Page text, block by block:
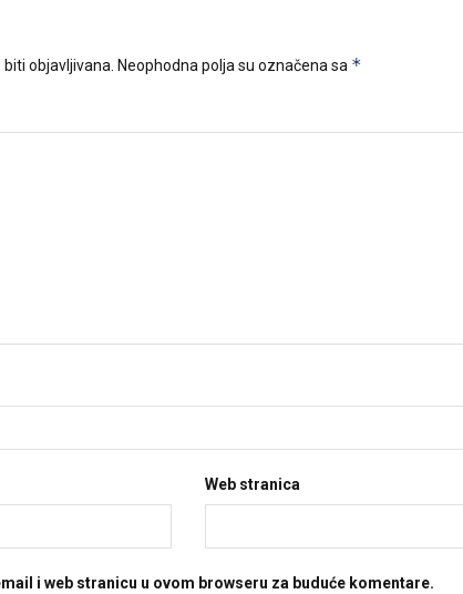
objavljivana. Neophodna polja su označena sa *
Web stranica
i web stranicu u ovom browseru za buduće komentare.